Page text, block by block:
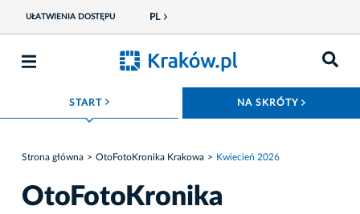
UŁATWIENIA DOSTĘPU PL
START ROZWIŃ MENU NA SKRÓTY
Strona główna OtoFotoKronika Krakowa Kwiecień 2026
OtoFotoKronika